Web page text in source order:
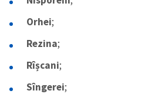
Orhei;
Rezina;
Rîșcani;
Sîngerei;